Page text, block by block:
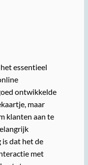
essentieel
ontwikkelde
maar
klanten aan te
dat het de
met